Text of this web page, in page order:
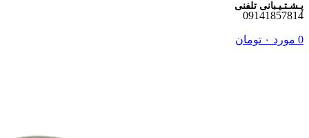
پـشـتـیـبانی تلفنی
09141857814
0 مورد ۰ تومان